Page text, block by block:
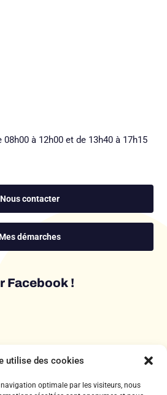
utilise des cookies
optimale par les visiteurs, nous
08h00 à 12h00 et de 13h40 à 17h15
Nous contacter
démarches
Facebook !